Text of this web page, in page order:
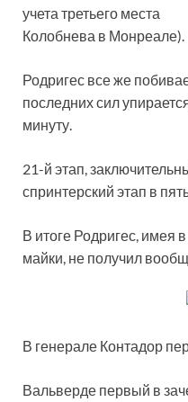
учета третьего места
Колобнева в Монреале).
Родригес все же
последних сил
минуту.
21-й этап,
спринтерский этап в
В итоге Родригес, имея
майки, не получил
В генерале Контадор
Вальверде первый в